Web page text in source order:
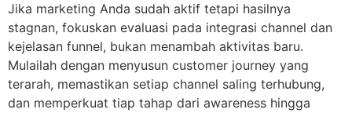
Jika marketing Anda sudah aktif tetapi hasilnya
stagnan, fokuskan evaluasi pada integrasi channel dan
kejelasan funnel, bukan menambah aktivitas baru.
Mulailah dengan menyusun customer journey yang
terarah, memastikan setiap channel saling terhubung,
dan memperkuat tiap tahap dari awareness hingga